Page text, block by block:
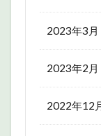
2023年3月
2023年2月
2022年12